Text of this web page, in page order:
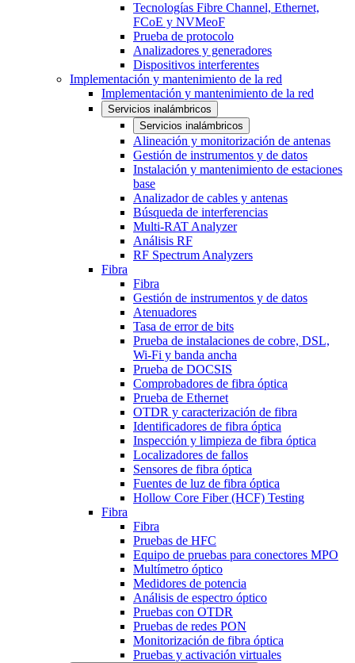
Tecnologías Fibre Channel, Ethernet,
FCoE y NVMeoF
Prueba de protocolo
Analizadores y generadores
Dispositivos interferentes
Implementación y mantenimiento de la red
Implementación y mantenimiento de la red
Servicios inalámbricos
Servicios inalámbricos
Alineación y monitorización de antenas
Gestión de instrumentos y de datos
Instalación y mantenimiento de estaciones
base
Analizador de cables y antenas
Búsqueda de interferencias
Multi-RAT Analyzer
Análisis RF
RF Spectrum Analyzers
Fibra
Fibra
Gestión de instrumentos y de datos
Atenuadores
Tasa de error de bits
Prueba de instalaciones de cobre, DSL,
Wi-Fi y banda ancha
Prueba de DOCSIS
Comprobadores de fibra óptica
Prueba de Ethernet
OTDR y caracterización de fibra
Identificadores de fibra óptica
Inspección y limpieza de fibra óptica
Localizadores de fallos
Sensores de fibra óptica
Fuentes de luz de fibra óptica
Hollow Core Fiber (HCF) Testing
Fibra
Fibra
Pruebas de HFC
Equipo de pruebas para conectores MPO
Multímetro óptico
Medidores de potencia
Análisis de espectro óptico
Pruebas con OTDR
Pruebas de redes PON
Monitorización de fibra óptica
Pruebas y activación virtuales